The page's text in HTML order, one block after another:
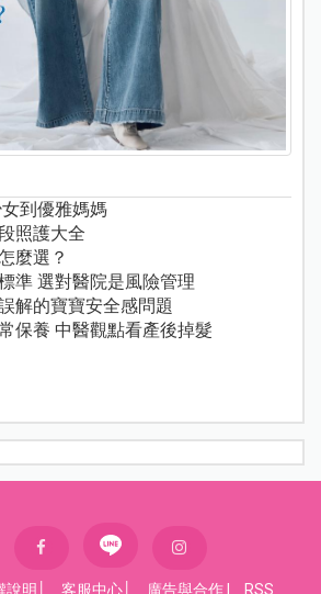
到優雅媽媽
照護大全
麼選？
準 選對醫院是風險管理
解的寶寶安全感問題
保養 中醫觀點看產後掉髮
說明 客服中心 廣告與合作 RSS